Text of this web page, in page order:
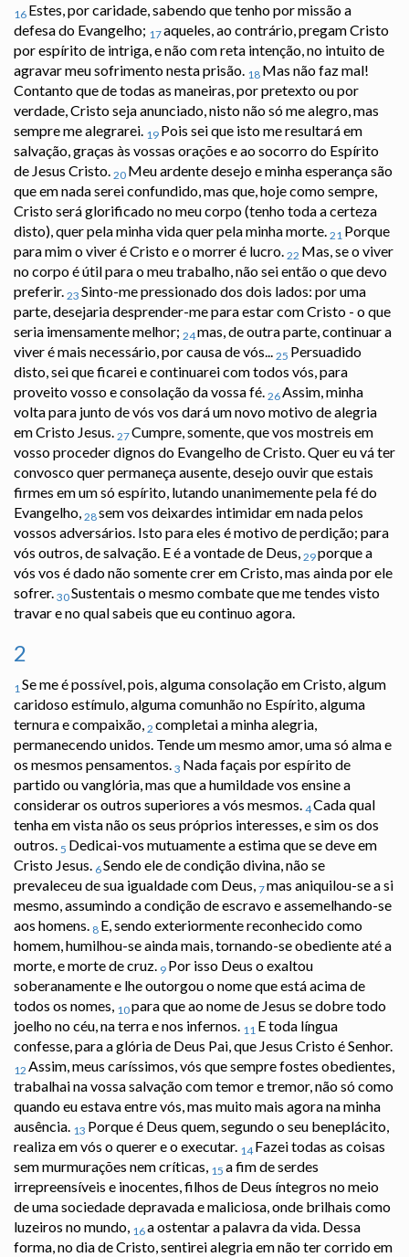
16 Estes, por caridade, sabendo que tenho por missão a
defesa do Evangelho; 17aqueles, ao contrário, pregam Cristo
por espírito de intriga, e não com reta intenção, no intuito de
agravar meu sofrimento nesta prisão. 18 Mas não faz mal!
Contanto que de todas as maneiras, por pretexto ou por
verdade, Cristo seja anunciado, nisto não só me alegro, mas
sempre me alegrarei. 19 Pois sei que isto me resultará em
salvação, graças às vossas orações e ao socorro do Espírito
de Jesus Cristo. 20 Meu ardente desejo e minha esperança são
que em nada serei confundido, mas que, hoje como sempre,
Cristo será glorificado no meu corpo (tenho toda a certeza
disto), quer pela minha vida quer pela minha morte. 21 Porque
para mim o viver é Cristo e o morrer é lucro. 22 Mas, se o viver
no corpo é útil para o meu trabalho, não sei então o que devo
preferir. 23 Sinto-me pressionado dos dois lados: por uma
parte, desejaria desprender-me para estar com Cristo - o que
seria imensamente melhor; 24mas, de outra parte, continuar a
viver é mais necessário, por causa de vós... 25 Persuadido
disto, sei que ficarei e continuarei com todos vós, para
proveito vosso e consolação da vossa fé. 26Assim, minha
volta para junto de vós vos dará um novo motivo de alegria
em Cristo Jesus. 27Cumpre, somente, que vos mostreis em
vosso proceder dignos do Evangelho de Cristo. Quer eu vá ter
convosco quer permaneça ausente, desejo ouvir que estais
firmes em um só espírito, lutando unanimemente pela fé do
Evangelho, 28sem vos deixardes intimidar em nada pelos
vossos adversários. Isto para eles é motivo de perdição; para
vós outros, de salvação. E é a vontade de Deus, 29porque a
vós vos é dado não somente crer em Cristo, mas ainda por ele
sofrer. 30Sustentais o mesmo combate que me tendes visto
travar e no qual sabeis que eu continuo agora.
2
1Se me é possível, pois, alguma consolação em Cristo, algum
caridoso estímulo, alguma comunhão no Espírito, alguma
ternura e compaixão, 2 completai a minha alegria,
permanecendo unidos. Tende um mesmo amor, uma só alma e
os mesmos pensamentos. 3 Nada façais por espírito de
partido ou vanglória, mas que a humildade vos ensine a
considerar os outros superiores a vós mesmos. 4Cada qual
tenha em vista não os seus próprios interesses, e sim os dos
outros. 5 Dedicai-vos mutuamente a estima que se deve em
Cristo Jesus. 6Sendo ele de condição divina, não se
prevaleceu de sua igualdade com Deus, 7mas aniquilou-se a si
mesmo, assumindo a condição de escravo e assemelhando-se
aos homens. 8 E, sendo exteriormente reconhecido como
homem, humilhou-se ainda mais, tornando-se obediente até a
morte, e morte de cruz. 9 Por isso Deus o exaltou
soberanamente e lhe outorgou o nome que está acima de
todos os nomes, 10para que ao nome de Jesus se dobre todo
joelho no céu, na terra e nos infernos. 11 E toda língua
confesse, para a glória de Deus Pai, que Jesus Cristo é Senhor.
12 Assim, meus caríssimos, vós que sempre fostes obedientes,
trabalhai na vossa salvação com temor e tremor, não só como
quando eu estava entre vós, mas muito mais agora na minha
ausência. 13 Porque é Deus quem, segundo o seu beneplácito,
realiza em vós o querer e o executar. 14 Fazei todas as coisas
sem murmurações nem críticas, 15 a fim de serdes
irrepreensíveis e inocentes, filhos de Deus íntegros no meio
de uma sociedade depravada e maliciosa, onde brilhais como
luzeiros no mundo, 16a ostentar a palavra da vida. Dessa
forma, no dia de Cristo, sentirei alegria em não ter corrido em